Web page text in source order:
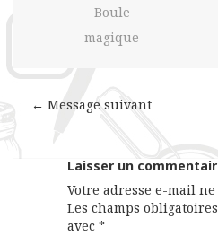
Boule
magique
← Message suivant
Laisser un
Votre adresse e-mail
Les champs
avec *